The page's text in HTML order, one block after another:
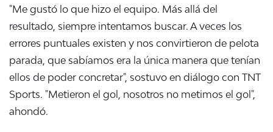
"Me gustó lo que hizo el equipo. Más allá del
resultado, siempre intentamos buscar. A veces los
errores puntuales existen y nos convirtieron de pelota
parada, que sabíamos era la única manera que tenían
ellos de poder concretar", sostuvo en diálogo con TNT
Sports. "Metieron el gol, nosotros no metimos el gol",
ahondó.